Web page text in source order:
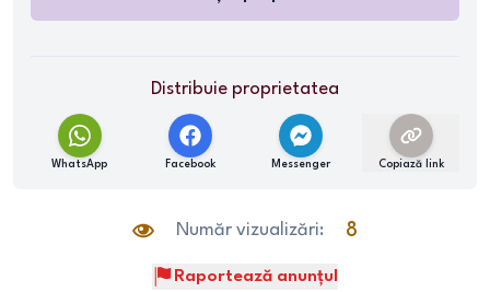
Distribuie proprietatea
WhatsApp Facebook Messenger Copiază link
Număr vizualizări: 8
Raportează anunțul